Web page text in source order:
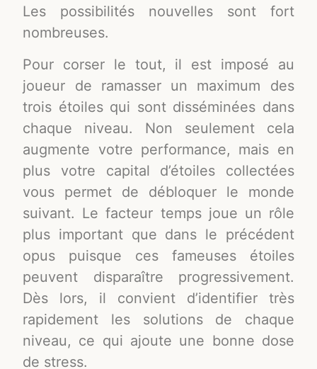
Les possibilités nouvelles sont fort
nombreuses.
Pour corser le tout, il est imposé au
joueur de ramasser un maximum des
trois étoiles qui sont disséminées dans
chaque niveau. Non seulement cela
augmente votre performance, mais en
plus votre capital d’étoiles collectées
vous permet de débloquer le monde
suivant. Le facteur temps joue un rôle
plus important que dans le précédent
opus puisque ces fameuses étoiles
peuvent disparaître progressivement.
Dès lors, il convient d’identifier très
rapidement les solutions de chaque
niveau, ce qui ajoute une bonne dose
de stress.